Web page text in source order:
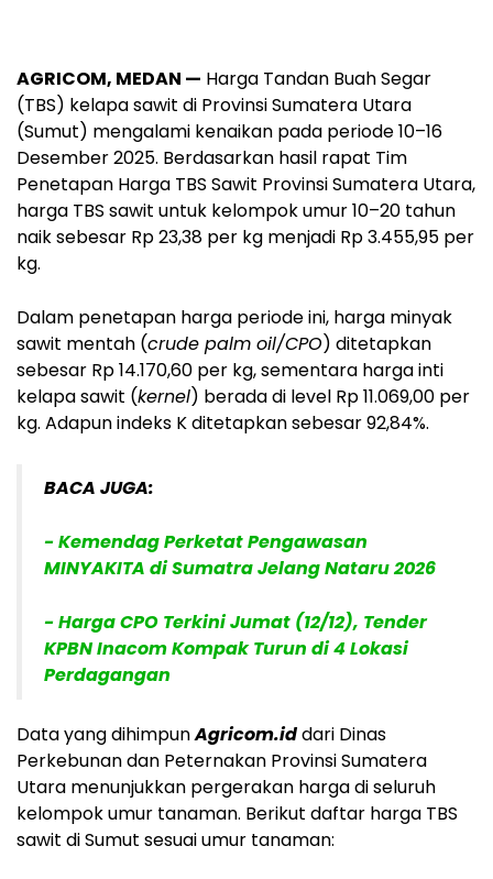
AGRICOM, MEDAN — Harga Tandan Buah Segar
(TBS) kelapa sawit di Provinsi Sumatera Utara
(Sumut) mengalami kenaikan pada periode 10–16
Desember 2025. Berdasarkan hasil rapat Tim
Penetapan Harga TBS Sawit Provinsi Sumatera Utara,
harga TBS sawit untuk kelompok umur 10–20 tahun
naik sebesar Rp 23,38 per kg menjadi Rp 3.455,95 per
kg.
Dalam penetapan harga periode ini, harga minyak
sawit mentah (crude palm oil/CPO) ditetapkan
sebesar Rp 14.170,60 per kg, sementara harga inti
kelapa sawit (kernel) berada di level Rp 11.069,00 per
kg. Adapun indeks K ditetapkan sebesar 92,84%.
BACA JUGA:
- Kemendag Perketat Pengawasan
MINYAKITA di Sumatra Jelang Nataru 2026
- Harga CPO Terkini Jumat (12/12), Tender
KPBN Inacom Kompak Turun di 4 Lokasi
Perdagangan
Data yang dihimpunAgricom.iddari Dinas
Perkebunan dan Peternakan Provinsi Sumatera
Utara menunjukkan pergerakan harga di seluruh
kelompok umur tanaman. Berikut daftar harga TBS
sawit di Sumut sesuai umur tanaman: